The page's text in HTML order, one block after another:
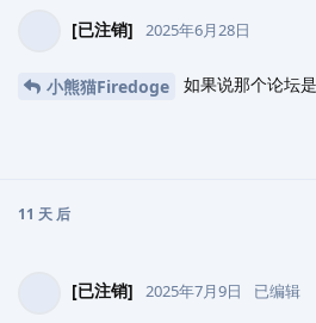
[已注销] 2025年6月28日
小熊猫Firedoge 如果说那个论坛
11 天 后
[已注销] 2025年7月9日 已编辑